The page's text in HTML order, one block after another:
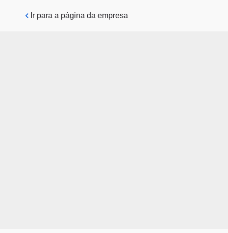
Pular para o conteúdo principal
Ir para a página da empresa